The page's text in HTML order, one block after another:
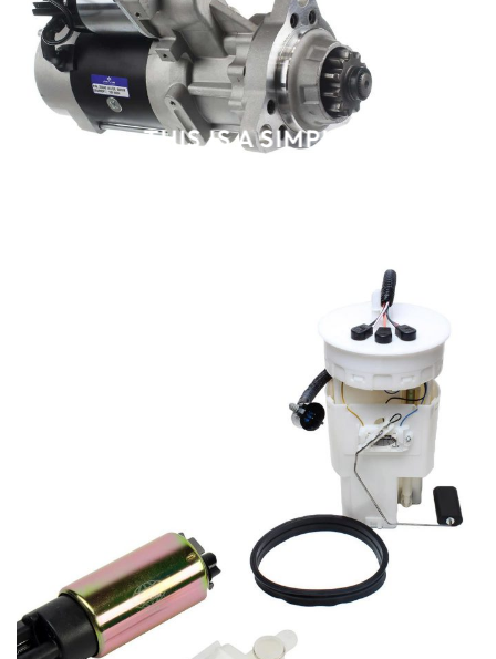
THIS IS A SIMPLE
BANNER